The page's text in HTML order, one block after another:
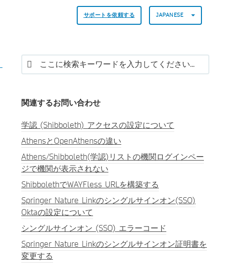
サポートを依頼する JAPANESE
関連するお問い合わせ
学認 (Shibboleth) アクセスの設定について
AthensとOpenAthensの違い
Athens/Shibboleth(学認)リストの機関ログインペー
ジで機関が表示されない
ShibbolethでWAYFless URLを構築する
Springer Nature Linkのシングルサインオン(SSO)
Oktaの設定について
シングルサインオン (SSO) エラーコード
Springer Nature Linkのシングルサインオン証明書を
変更する